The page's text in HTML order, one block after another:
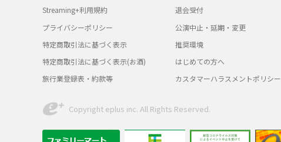
Streaming+利用規約
プライバシーポリシー
特定商取引法に基づく表示
特定商取引法に基づく表示(お酒)
旅行業登録表・約款等
退会受付
公演中止・延期・変更
推奨環境
はじめての方へ
カスタマーハラスメントポリシー
Copyright eplus inc. All Rights Reserved.